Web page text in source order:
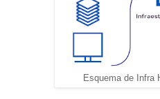
Esquema de Infra